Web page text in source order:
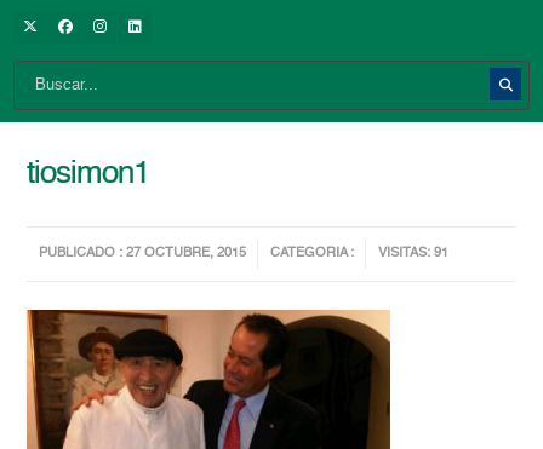
tiosimon1
PUBLICADO : 27 OCTUBRE, 2015 CATEGORIA : VISITAS: 91